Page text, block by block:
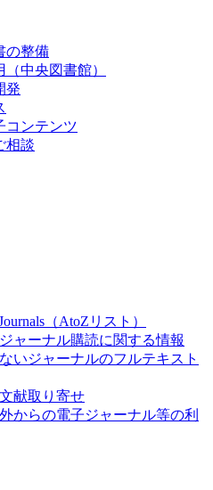
の整備
中央図書館）
発
コンテンツ
相談
（AtoZリスト）
ャーナル購読に関する情報
いジャーナルのフルテキスト
献取り寄せ
からの電子ジャーナル等の利